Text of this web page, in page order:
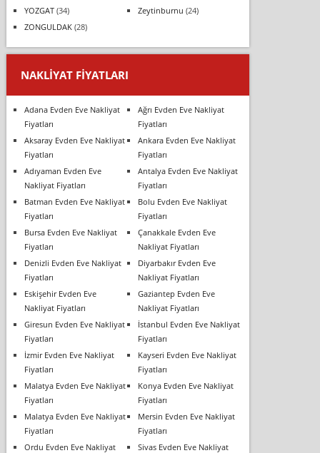
YOZGAT(34) Zeytinburnu (24)
ZONGULDAK(28)
NAKLIYAT FIYATLARI
Adana Evden Eve Nakliyat
Fiyatları
Ağrı Evden Eve Nakliyat
Fiyatları
Aksaray Evden Eve Nakliyat
Fiyatları
Ankara Evden Eve Nakliyat
Fiyatları
Adıyaman Evden Eve
Nakliyat Fiyatları
Antalya Evden Eve Nakliyat
Fiyatları
Batman Evden Eve Nakliyat
Fiyatları
Bolu Evden Eve Nakliyat
Fiyatları
Bursa Evden Eve Nakliyat
Fiyatları
Çanakkale Evden Eve
Nakliyat Fiyatları
Denizli Evden Eve Nakliyat
Fiyatları
Diyarbakır Evden Eve
Nakliyat Fiyatları
Eskişehir Evden Eve
Nakliyat Fiyatları
Gaziantep Evden Eve
Nakliyat Fiyatları
Giresun Evden Eve Nakliyat
Fiyatları
İstanbul Evden Eve Nakliyat
Fiyatları
İzmir Evden Eve Nakliyat
Fiyatları
Kayseri Evden Eve Nakliyat
Fiyatları
Malatya Evden Eve Nakliyat
Fiyatları
Konya Evden Eve Nakliyat
Fiyatları
Malatya Evden Eve Nakliyat
Fiyatları
Mersin Evden Eve Nakliyat
Fiyatları
Ordu Evden Eve Nakliyat
Sivas Evden Eve Nakliyat